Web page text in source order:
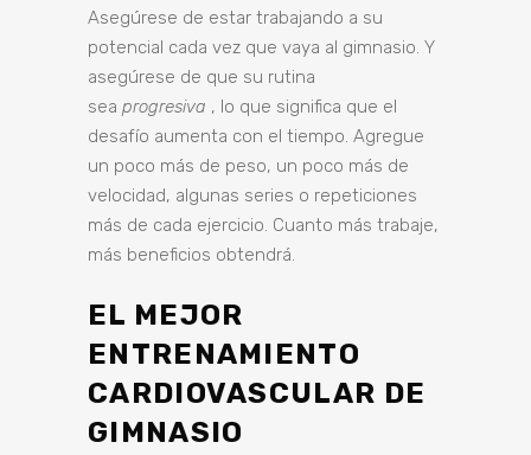
Asegúrese de estar trabajando a su
potencial cada vez que vaya al gimnasio. Y
asegúrese de que su rutina
sea progresiva , lo que significa que el
desafío aumenta con el tiempo. Agregue
un poco más de peso, un poco más de
velocidad, algunas series o repeticiones
más de cada ejercicio. Cuanto más trabaje,
más beneficios obtendrá.
EL MEJOR
ENTRENAMIENTO
CARDIOVASCULAR DE
GIMNASIO